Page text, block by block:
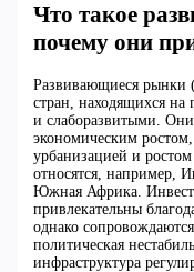
Что такое
почему они
Развивающиеся рынки
стран, находящихся
и слаборазвитыми.
экономическим
урбанизацией и
относятся, например,
Южная Африка.
привлекательны
однако
политическая
инфраструктура